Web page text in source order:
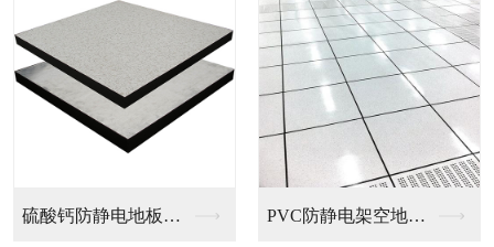
全钢无边防静电地板